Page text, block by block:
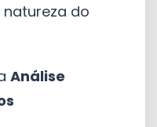
do
Análise